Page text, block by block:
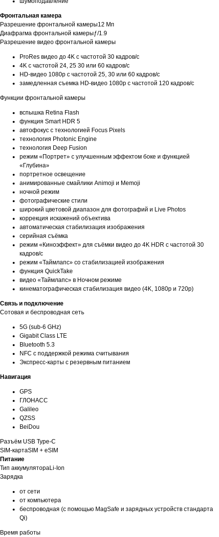
Фронтальная камера
Разрешение фронтальной камеры12 Мп
Диафрагма фронтальной камерыƒ/1.9
Разрешение видео фронтальной камеры
ProRes видео до 4K с частотой 30 кадров/с
4K с частотой 24, 25 30 или 60 кадров/с
HD-видео 1080p с частотой 25, 30 или 60 кадров/с
замедленная съемка HD-видео 1080p с частотой 120 кадров/с
Функции фронтальной камеры
вспышка Retina Flash
функция Smart HDR 5
автофокус с технологией Focus Pixels
технология Photonic Engine
технология Deep Fusion
режим «Портрет» с улучшенным эффектом боке и функцией
«Глубина»
портретное освещение
анимированные смайлики Animoji и Memoji
ночной режим
фотографические стили
широкий цветовой диапазон для фотографий и Live Photos
коррекция искажений объектива
автоматическая стабилизация изображения
серийная съëмка
режим «Киноэффект» для съёмки видео до 4K HDR с частотой 30
кадров/с
режим «Таймлапс» со стабилизацией изображения
функция QuickTake
видео «Таймлапс» в Ночном режиме
кинематографическая стабилизация видео (4K, 1080p и 720p)
Связь и подключение
Сотовая и беспроводная сеть
5G (sub‑6 GHz)
Gigabit Class LTE
Bluetooth 5.3
NFC с поддержкой режима считывания
Экспресс‑карты с резервным питанием
Навигация
GPS
ГЛОНАСС
Galileo
QZSS
BeiDou
Разъём USB Type-C
SIM-картаSIM + eSIM
Питание
Тип аккумулятораLi-Ion
Зарядка
от сети
от компьютера
беспроводная (с помощью MagSafe и зарядных устройств стандарта
Qi)
Время работы
заказать необходимое устройство.
Для этого оставьте заявку на сайте
и наш менеджер свяжется с вами
в ближайшее время.
ЕСЛИ ВЫ
В КАТАЛОГЕ
НУЖНО?